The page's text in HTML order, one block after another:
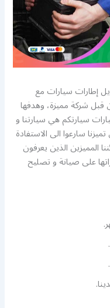
إطارات سيارات مع
قبل شركة مميزة، وهدفها
سيارتكم هي سيارتنا و
سارعوا الى الاستفادة
المميزين الذين يعرفون
على صيانة و تصليح